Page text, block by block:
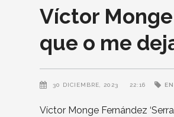
Víctor Monge
que o me
30 DICIEMBRE, 2023 22:16
Víctor Monge Fernández